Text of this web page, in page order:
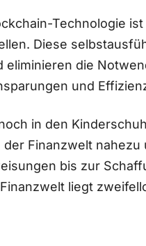
Technologie
Diese
eliminieren die
und
in den
Finanzwelt nahezu
bis zur
liegt